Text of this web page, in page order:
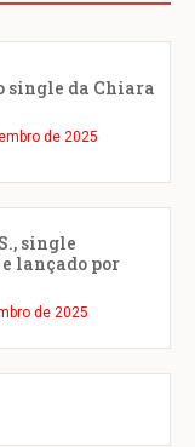
single da Chiara
de 2025
single
lançado por
de 2025